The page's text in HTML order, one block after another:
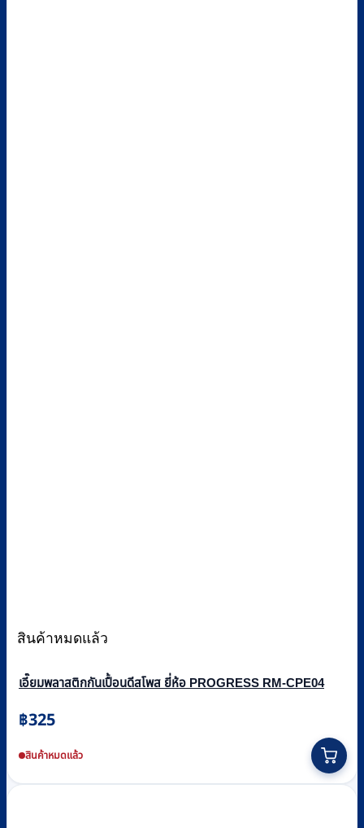
สินค้าหมดแล้ว
เอี๊ยมพลาสติกกันเปื้อนดีสโพส ยี่ห้อ PROGRESS RM-CPE04
฿325
สินค้าหมดแล้ว